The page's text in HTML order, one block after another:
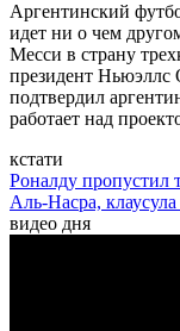
Аргентинский
идет ни о чем
Месси в страну
президент
подтвердил
работает над
кстати
Роналду пропустил
Аль-Насра,
видео дня